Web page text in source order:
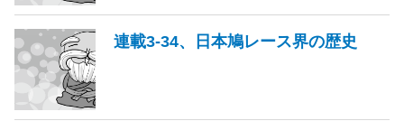
連載3-34、日本鳩レース界の歴史